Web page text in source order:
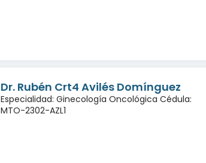
Dr. Rubén Crt4 Avilés Domínguez
Especialidad: Ginecología Oncológica Cédula:
MTO-2302-AZL1